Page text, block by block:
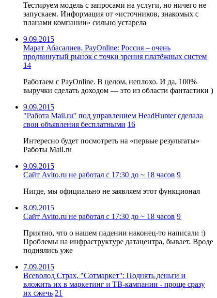
Тестируем модель с запросами на услуги, но ничего не
запускаем. Информация от «источников, знакомых с
планами компании» сильно устарела
9.09.2015
Марат Абасалиев, PayOnline: Россия – очень
продвинутый рынок с точки зрения платёжных систем
14
Работаем с PayOnline. В целом, неплохо. И да, 100%
выручки сделать доходом — это из области фантастики )
9.09.2015
"Работа Mail.ru" под управлением HeadHunter сделала
свои объявления бесплатными 16
Интересно будет посмотреть на «первые результаты»
Работы Mail.ru
9.09.2015
Сайт Avito.ru не работал с 17:30 до ~ 18 часов 9
Нигде, мы официально не заявляем этот функционал
8.09.2015
Сайт Avito.ru не работал с 17:30 до ~ 18 часов 9
Приятно, что о нашем падении наконец-то написали :)
Проблемы на инфраструктуре датацентра, бывает. Вроде
поднялись уже
7.09.2015
Всеволод Страх, "Сотмаркет": Поднять деньги и
вложить их в маркетинг и ТВ-кампании - проще сразу
их сжечь 21